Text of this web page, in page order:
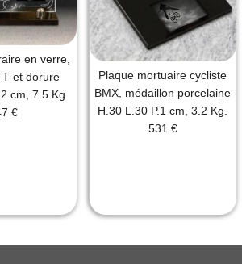
en verre,
et dorure
cm, 7.5 Kg.
€
Plaque mortuaire cycliste
BMX, médaillon porcelaine
H.30 L.30 P.1 cm, 3.2 Kg.
531 €